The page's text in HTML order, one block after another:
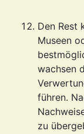
Den Rest
Museen
wachsen
führen.
zu